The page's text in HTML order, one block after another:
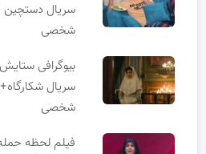
سریال
شخصی
بیوگرافی
سریال
شخصی
فیلم لحظه